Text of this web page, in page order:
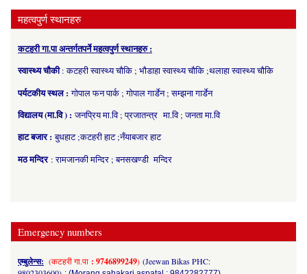
महत्वपुर्ण स्थानहरु
कटहरी गा.पा अन्तर्गतपर्ने महत्वपुर्ण स्थानहरु :
स्वास्थ्य चौकी: कटहरी स्वास्थ्य चौकि ; भौडाहा स्वास्थ्य चौकि ;थलाहा स्वास्थ्य चौकि
पर्यटकीय स्थल :गोपाल फन पार्क ; गोपाल गार्डेन ; सम्झना गार्डेन
विद्यालय (मा.वि ) :जनप्रिय मा.वि ; प्रजातन्त्र मा.वि ; जनता मा.वि
हाट बजार :बुधहाट ;कटहरी हाट ;नँयाबजार हाट
मठ मन्दिर : रामजानकी मन्दिर ; बनसखण्डी मन्दिर
Emergency numbers
एम्बुलेन्स: (कटहरी गा.पा : 9746899249) (Jeewan Bikas PHC: